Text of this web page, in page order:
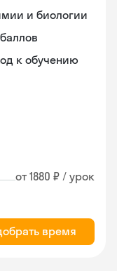
и биологии
к обучению
от 1880 ₽ / урок
время